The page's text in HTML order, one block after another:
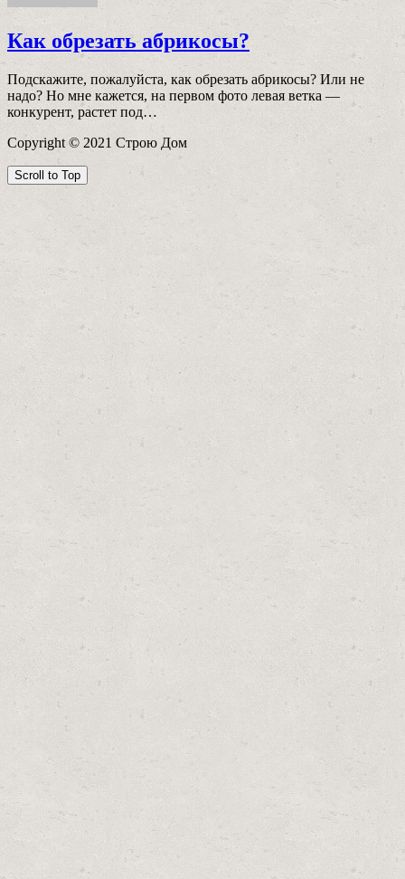
Как обрезать абрикосы?
Подскажите, пожалуйста, как обрезать абрикосы? Или не
надо? Но мне кажется, на первом фото левая ветка —
конкурент, растет под…
Copyright © 2021 Строю Дом
Scroll to Top